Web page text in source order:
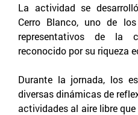
La actividad se
Cerro Blanco, uno de
representativos de la
reconocido por su riqueza
Durante la jornada, los
diversas dinámicas de
actividades al aire libre